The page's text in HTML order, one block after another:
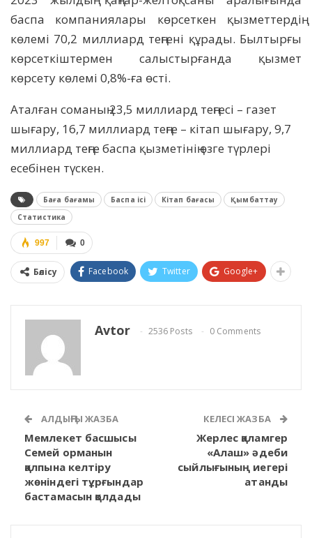
баспа компаниялары көрсеткен қызметтердің
көлемі 70,2 миллиард теңгені құрады. Былтырғы
көрсеткіштермен салыстырғанда қызмет
көрсету көлемі 0,8%-ға өсті.
Аталған соманың 23,5 миллиард теңгесі – газет
шығару, 16,7 миллиард теңге – кітап шығару, 9,7
миллиард теңге баспа қызметінің өзге түрлері
есебінен түскен.
Баға бағамы Баспа ісі Кітап бағасы
Қымбаттау
Статистика
0
997
Бөлісу Facebook Twitter Google+
Avtor 2536 Posts 0 Comments
АЛДЫҢҒЫ ЖАЗБА
Мемлекет басшысы
Семей орманын
қалпына келтіру
жөніндегі тұрғындар
бастамасын қолдады
КЕЛЕСІ ЖАЗБА
Жерлес қаламгер
«Алаш» әдеби
сыйлығының иегері
атанды